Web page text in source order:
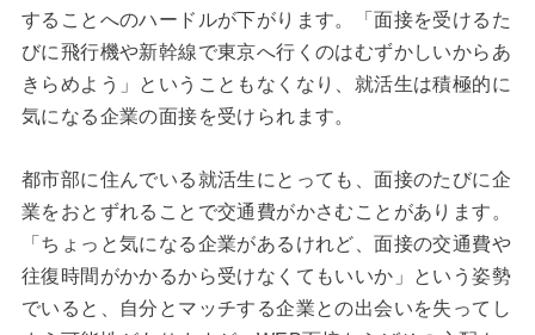
することへのハードルが下がります。「面接を受けるた
びに飛行機や新幹線で東京へ行くのはむずかしいからあ
きらめよう」ということもなくなり、就活生は積極的に
気になる企業の面接を受けられます。
都市部に住んでいる就活生にとっても、面接のたびに企
業をおとずれることで交通費がかさむことがあります。
「ちょっと気になる企業があるけれど、面接の交通費や
往復時間がかかるから受けなくてもいいか」という姿勢
でいると、自分とマッチする企業との出会いを失ってし